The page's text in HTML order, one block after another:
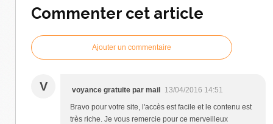
Commenter cet article
Ajouter un commentaire
V voyance gratuite par mail 13/04/2016 14:51
Bravo pour votre site, l'accès est facile et le contenu est
très riche. Je vous remercie pour ce merveilleux